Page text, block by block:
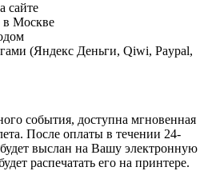
сайте
Москве
(Яндекс Деньги, Qiwi, Paypal,
события, доступна мгновенная
. После оплаты в течении 24-
выслан на Вашу электронную
распечатать его на принтере.